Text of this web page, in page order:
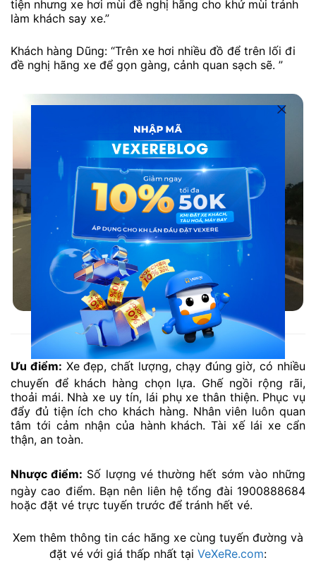
tiện nhưng xe hơi mùi đề nghị hãng cho khử mùi tránh
làm khách say xe.”
Khách hàng Dũng: “Trên xe hơi nhiều đồ để trên lối đi
đề nghị hãng xe để gọn gàng, cảnh quan sạch sẽ. ”
Xe Việt Trung Limousine đi Hà Nam
Ưu điểm: Xe đẹp, chất lượng, chạy đúng giờ, có nhiều
chuyến để khách hàng chọn lựa. Ghế ngồi rộng rãi,
thoải mái. Nhà xe uy tín, lái phụ xe thân thiện. Phục vụ
đẩy đủ tiện ích cho khách hàng. Nhân viên luôn quan
tâm tới cảm nhận của hành khách. Tài xế lái xe cẩn
thận, an toàn.
Nhược điểm: Số lượng vé thường hết sớm vào những
ngày cao điểm. Bạn nên liên hệ tổng đài 1900888684
hoặc đặt vé trực tuyến trước để tránh hết vé.
Xem thêm thông tin các hãng xe cùng tuyến đường và
đặt vé với giá thấp nhất tại VeXeRe.com: